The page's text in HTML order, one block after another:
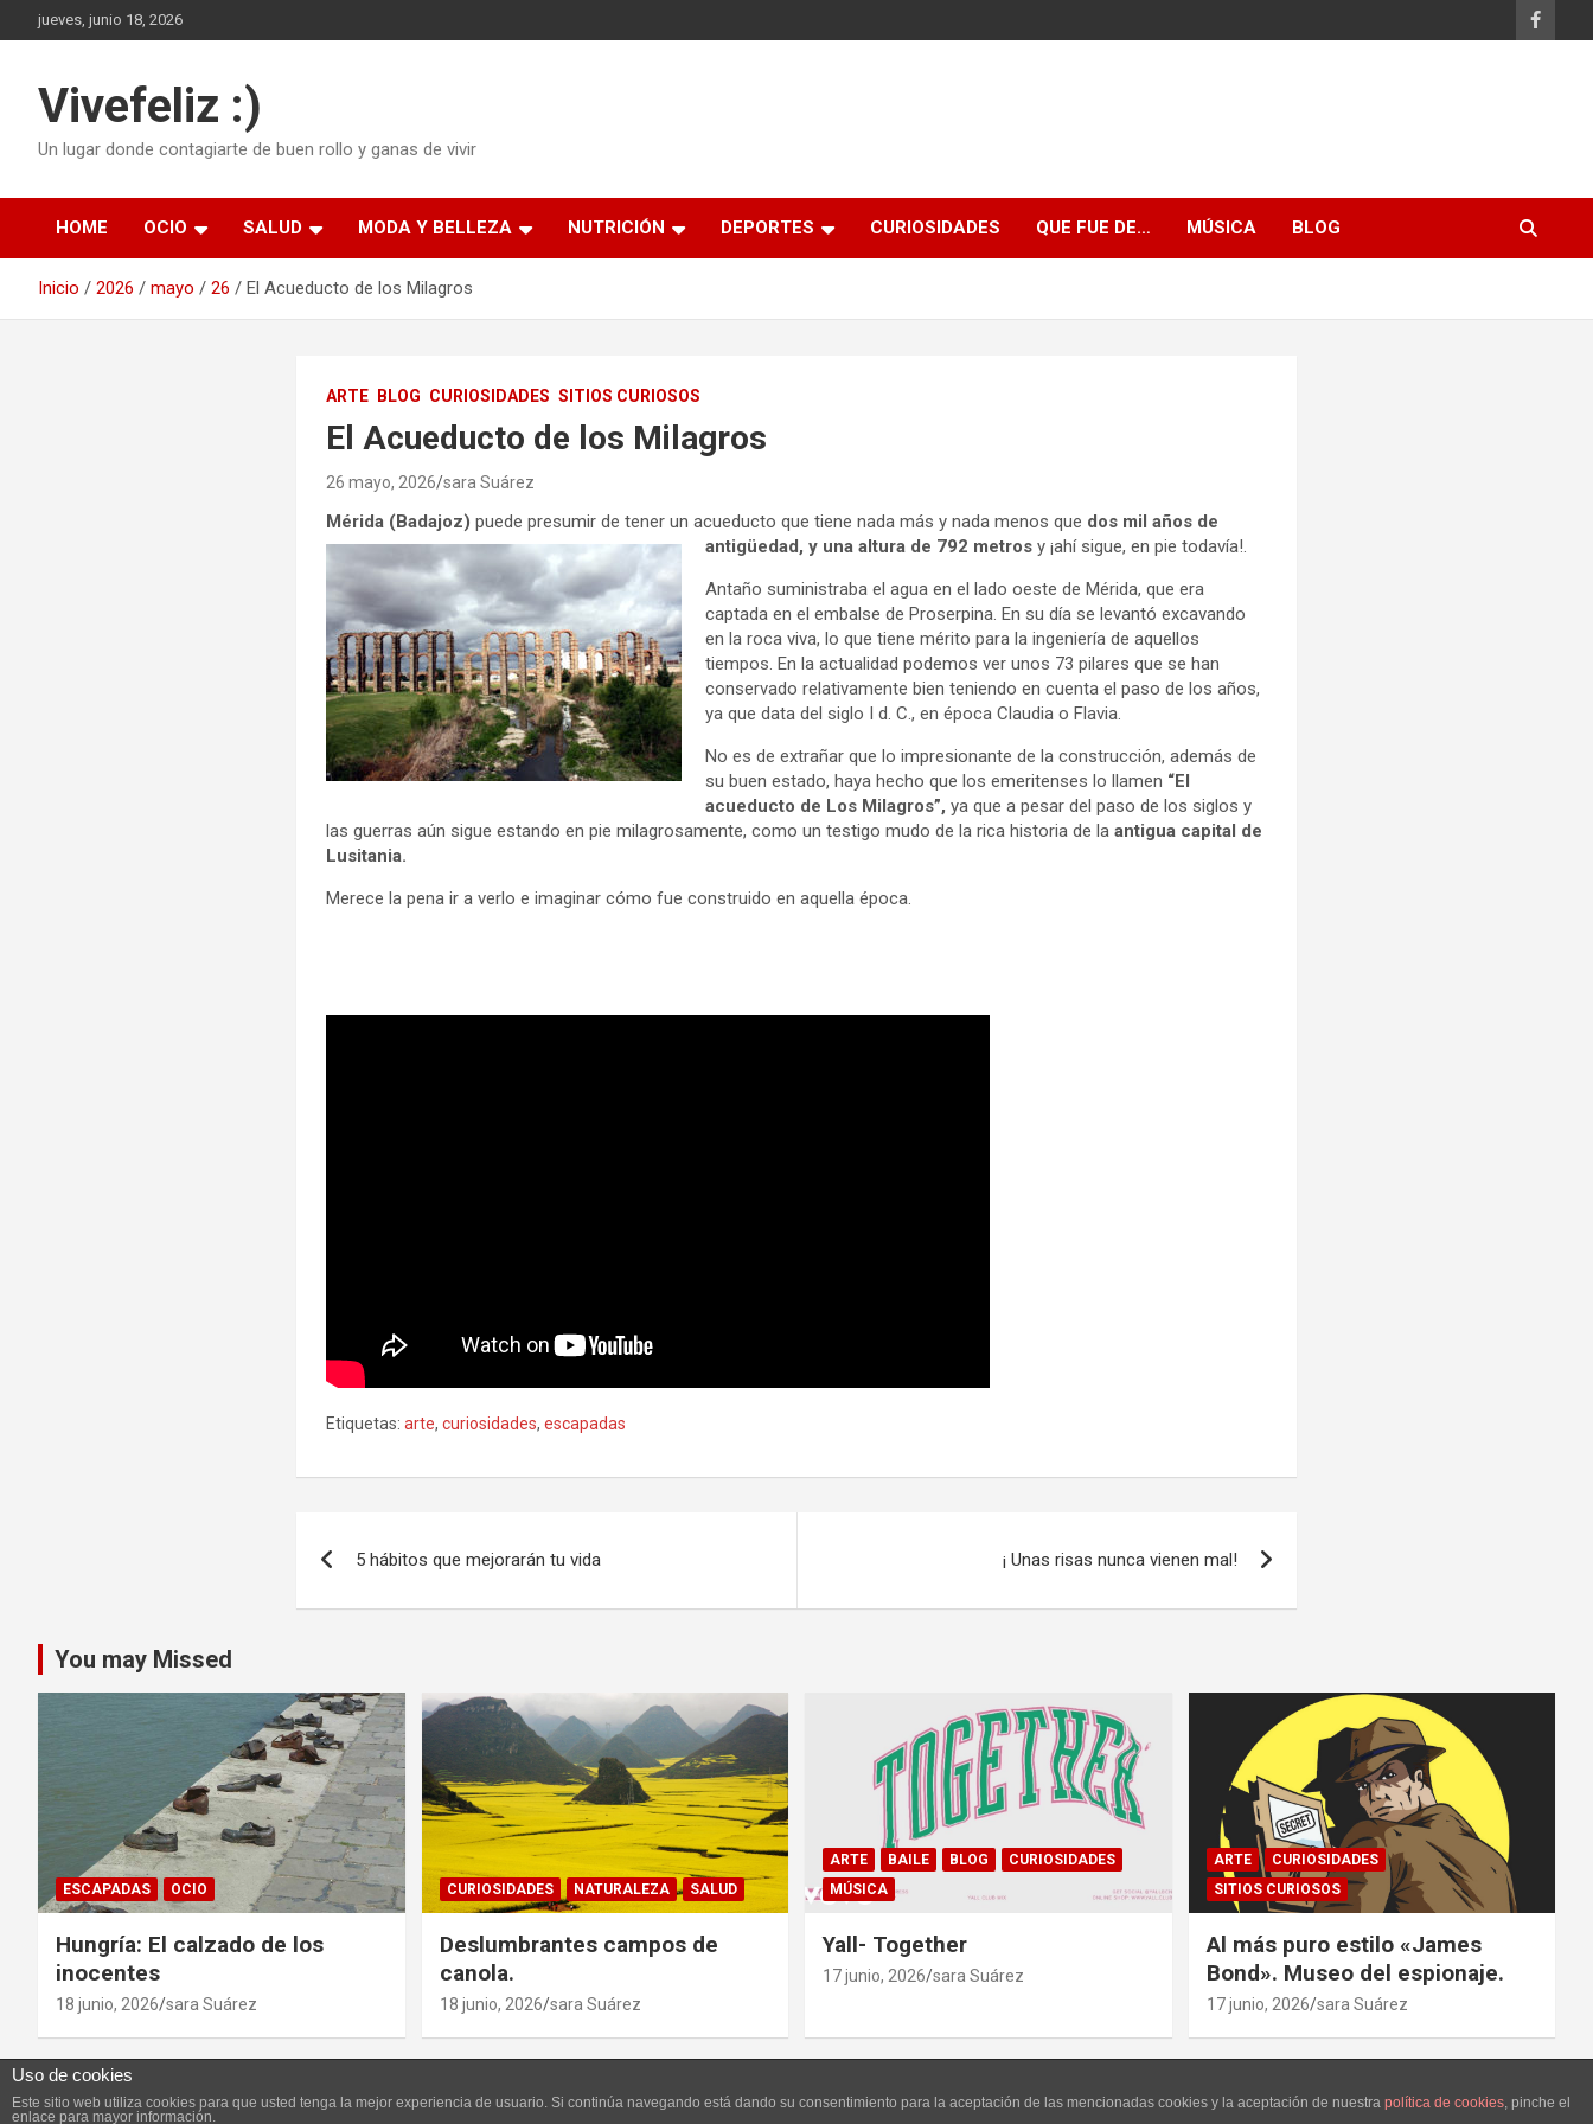
Saltar
al
jueves, junio 18, 2026
Vivefeliz :)
Un lugar donde contagiarte de buen rollo y ganas de vivir
HOME OCIO SALUD MODA Y BELLEZA NUTRICIÓN DEPORTES CURIOSIDADES QUE FUE DE… MÚSICA BLOG
Inicio 2026 mayo 26 El Acueducto de los Milagros
ARTE BLOG CURIOSIDADES SITIOS CURIOSOS
El Acueducto de los Milagros
26 mayo, 2026 sara Suárez
Mérida (Badajoz) puede presumir de tener un acueducto que tiene nada más y nada menos que dos mil años de
antigüedad, y una altura de 792 metros y ¡ahí sigue, en pie todavía!.
Antaño suministraba el agua en el lado oeste de Mérida, que era
captada en el embalse de Proserpina. En su día se levantó excavando
en la roca viva, lo que tiene mérito para la ingeniería de aquellos
tiempos. En la actualidad podemos ver unos 73 pilares que se han
conservado relativamente bien teniendo en cuenta el paso de los años,
ya que data del siglo I d. C., en época Claudia o Flavia.
No es de extrañar que lo impresionante de la construcción, además de
su buen estado, haya hecho que los emeritenses lo llamen “El
acueducto de Los Milagros”, ya que a pesar del paso de los siglos y
las guerras aún sigue estando en pie milagrosamente, como un testigo mudo de la rica historia de laantigua capital de
Lusitania.
Merece la pena ir a verlo e imaginar cómo fue construido en aquella época.
Etiquetas: arte,curiosidades,escapadas
de
5 hábitos que mejorarán tu vida ¡ Unas risas nunca vienen mal!
You may Missed
ESCAPADAS OCIO
Hungría: El calzado de los
inocentes
18 junio, 2026 sara Suárez
CURIOSIDADES NATURALEZA SALUD
Deslumbrantes campos de
canola.
18 junio, 2026 sara Suárez
ARTE BAILE BLOG
CURIOSIDADES
MÚSICA
Yall- Together
17 junio, 2026 sara Suárez
ARTE
CURIOSIDADES
SITIOS CURIOSOS
Al más puro estilo «James
Bond». Museo del espionaje.
17 junio, 2026 sara Suárez
Copyright ©2026Vivefeliz :) Tema por:Theme Horse Funciona gracias a:WordPress
Uso de cookies
Este sitio web utiliza cookies para que usted tenga la mejor experiencia de usuario. Si continúa navegando está dando su consentimiento para la aceptación de las mencionadas cookies y la aceptación de nuestra política de cookies, pinche el
enlace para mayor información.